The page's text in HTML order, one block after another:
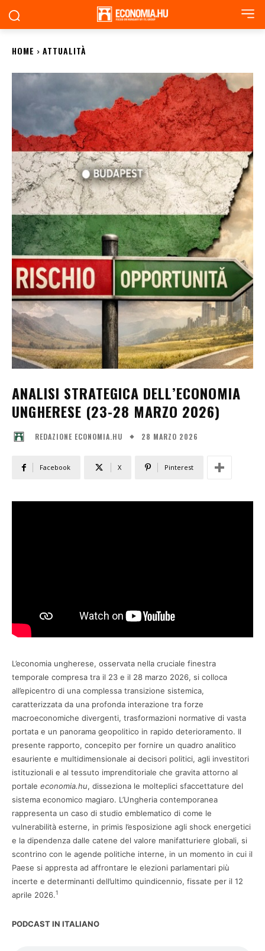
HOME ATTUALITÀ
ANALISI STRATEGICA DELL’ECONOMIA
UNGHERESE (23-28 MARZO 2026)
REDAZIONE ECONOMIA.HU 28 MARZO 2026
Facebook X Pinterest
L’economia ungherese, osservata nella cruciale finestra
temporale compresa tra il 23 e il 28 marzo 2026, si colloca
all’epicentro di una complessa transizione sistemica,
caratterizzata da una profonda interazione tra forze
macroeconomiche divergenti, trasformazioni normative di vasta
portata e un panorama geopolitico in rapido deterioramento. Il
presente rapporto, concepito per fornire un quadro analitico
esauriente e multidimensionale ai decisori politici, agli investitori
istituzionali e al tessuto imprenditoriale che gravita attorno al
portale economia.hu, disseziona le molteplici sfaccettature del
sistema economico magiaro. L’Ungheria contemporanea
rappresenta un caso di studio emblematico di come le
vulnerabilità esterne, in primis l’esposizione agli shock energetici
e la dipendenza dalle catene del valore manifatturiere globali, si
scontrino con le agende politiche interne, in un momento in cui il
Paese si appresta ad affrontare le elezioni parlamentari più
incerte e determinanti dell’ultimo quindicennio, fissate per il 12
aprile 2026.1
PODCAST IN ITALIANO